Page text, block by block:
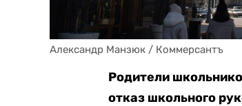
Александр Манзюк / Коммерсантъ
Родители
отказ школьного